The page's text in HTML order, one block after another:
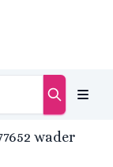
wader